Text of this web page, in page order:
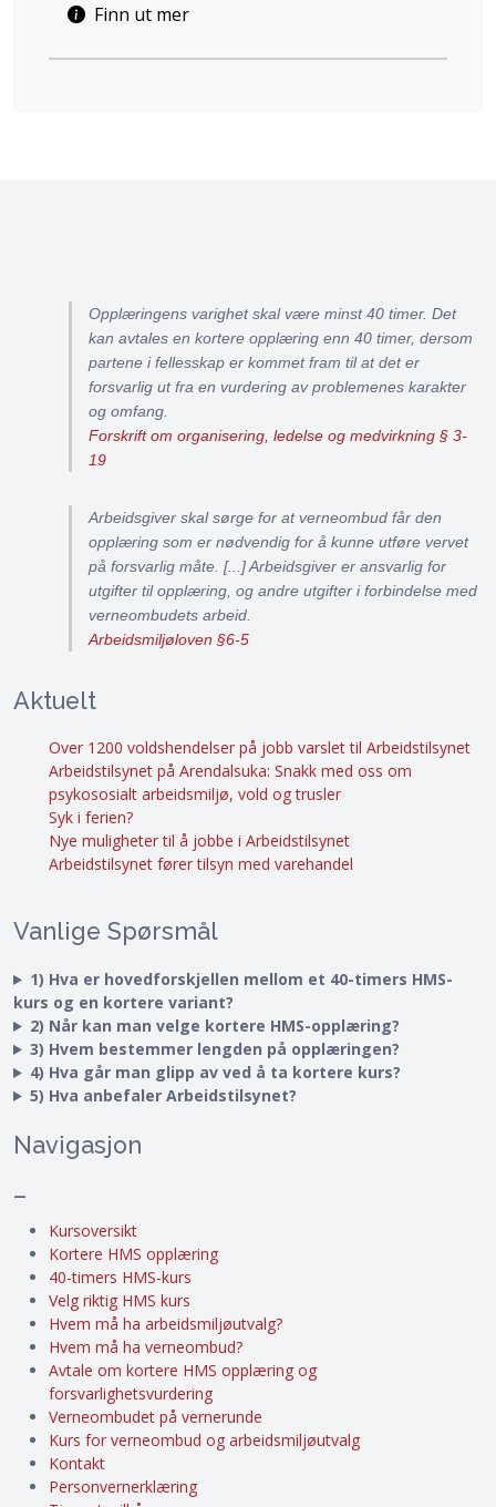
Finn ut mer
Opplæringens varighet skal være minst 40 timer. Det
kan avtales en kortere opplæring enn 40 timer, dersom
partene i fellesskap er kommet fram til at det er
forsvarlig ut fra en vurdering av problemenes karakter
og omfang.
Forskrift om organisering, ledelse og medvirkning § 3-
19
Arbeidsgiver skal sørge for at verneombud får den
opplæring som er nødvendig for å kunne utføre vervet
på forsvarlig måte. [...] Arbeidsgiver er ansvarlig for
utgifter til opplæring, og andre utgifter i forbindelse med
verneombudets arbeid.
Arbeidsmiljøloven §6-5
Aktuelt
Over 1200 voldshendelser på jobb varslet til Arbeidstilsynet
Arbeidstilsynet på Arendalsuka: Snakk med oss om
psykososialt arbeidsmiljø, vold og trusler
Syk i ferien?
Nye muligheter til å jobbe i Arbeidstilsynet
Arbeidstilsynet fører tilsyn med varehandel
Vanlige Spørsmål
1) Hva er hovedforskjellen mellom et 40-timers HMS-
kurs og en kortere variant?
2) Når kan man velge kortere HMS-opplæring?
3) Hvem bestemmer lengden på opplæringen?
4) Hva går man glipp av ved å ta kortere kurs?
5) Hva anbefaler Arbeidstilsynet?
Navigasjon
–
Kursoversikt
Kortere HMS opplæring
40-timers HMS-kurs
Velg riktig HMS kurs
Hvem må ha arbeidsmiljøutvalg?
Hvem må ha verneombud?
Avtale om kortere HMS opplæring og
forsvarlighetsvurdering
Verneombudet på vernerunde
Kurs for verneombud og arbeidsmiljøutvalg
Kontakt
Personvernerklæring